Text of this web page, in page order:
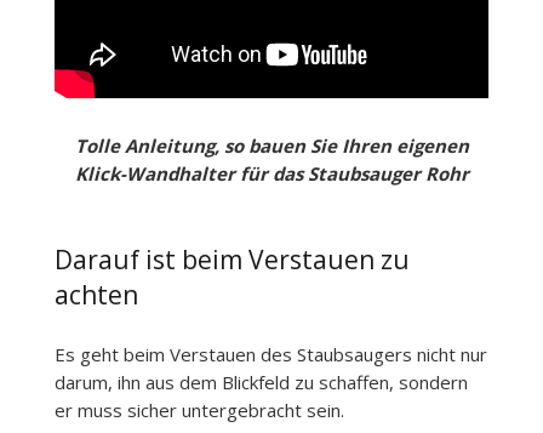
Tolle Anleitung, so bauen Sie Ihren eigenen
Klick-Wandhalter für das Staubsauger Rohr
Darauf ist beim Verstauen zu
achten
Es geht beim Verstauen des Staubsaugers nicht nur
darum, ihn aus dem Blickfeld zu schaffen, sondern
er muss sicher untergebracht sein.